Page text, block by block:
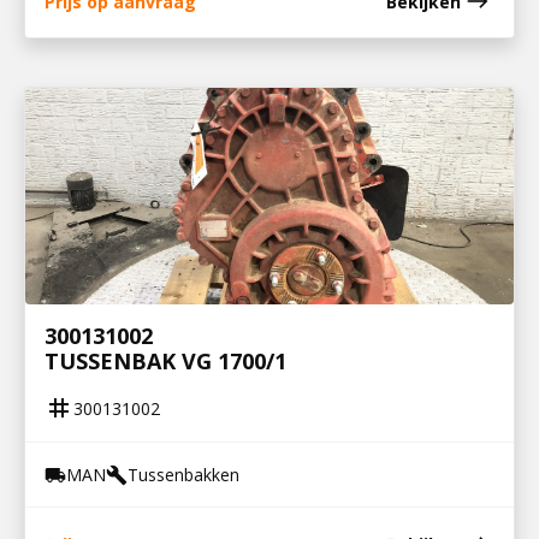
300131002
TUSSENBAK VG 1700/1
tag 300131002
local_shippingMANbuildTussenbakken